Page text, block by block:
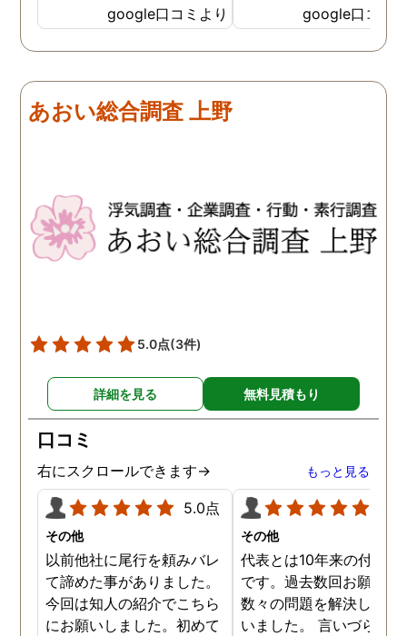
でしたがしっかり浮気の証
拠を押さえて頂けました。
ありがとう御座いました。
探偵に頼む事のない人生を
歩みますね(笑)
google口コミより
google口コミ
あおい総合調査 上野
5.0点(3件)
詳細を見る 無料見積もり
口コミ
右にスクロールできます→ もっと見る
5.0点
その他
以前他社に尾行を頼みバレ
て諦めた事がありました。
今回は知人の紹介でこちら
にお願いしました。初めて
その他
代表とは10年来の付き合
です。過去数回お願いし
数々の問題を解決しても
いました。 言いづらい